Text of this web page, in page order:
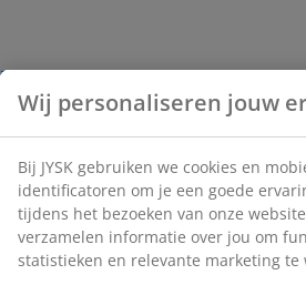
Wij personaliseren jouw
Bij JYSK gebruiken we cookies en
identificatoren om je een goede
tijdens het bezoeken van onze
verzamelen informatie over jou om
statistieken en relevante marketing te